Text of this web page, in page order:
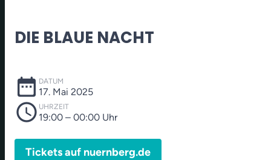
DIE BLAUE NACHT
date_range DATUM
17. Mai 2025
schedule UHRZEIT
19:00 – 00:00 Uhr
Tickets auf nuernberg.de